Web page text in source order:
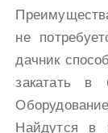
не
дачник
закатать
Найдутся в